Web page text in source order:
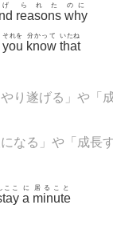
reasons
られた
why
のに
you
それを
know
分かって
that
いたね
やり遂げる」や「
なる」や「成長
ここ
a
に
minute
居ること